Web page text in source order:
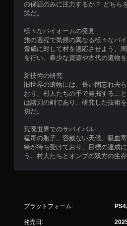
の保証のみに注力するか？ どちら
第だ。
様々なバイオームの発見
旅の過程で気候の異なる様々なバ
脅威に対して村を適応させよう。
を行い、希少な資源や古代の遺物を
新技術の研究
旧世界の遺物には、長い間忘れ去
おり、村人たちの手で発掘するこ
は諸刃の剣であり、研究した技術
切だ。
荒廃世界でのサバイバル
猛毒の胞子、容赦ない天候、吸血
練が待ち受けており、目標の達成
う。村人たちとオンブの双方の生存
プラットフォーム:
発売日: